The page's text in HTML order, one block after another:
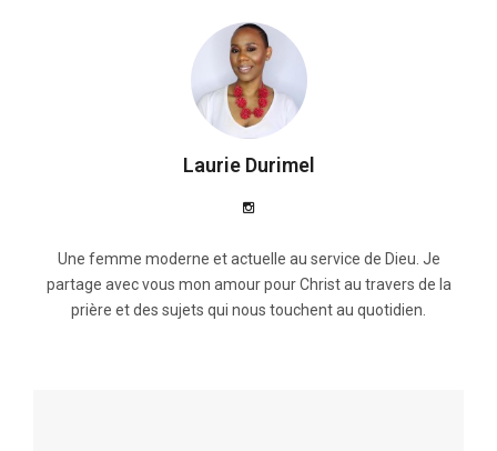
Laurie Durimel
Une femme moderne et actuelle au service de Dieu. Je
partage avec vous mon amour pour Christ au travers de la
prière et des sujets qui nous touchent au quotidien.